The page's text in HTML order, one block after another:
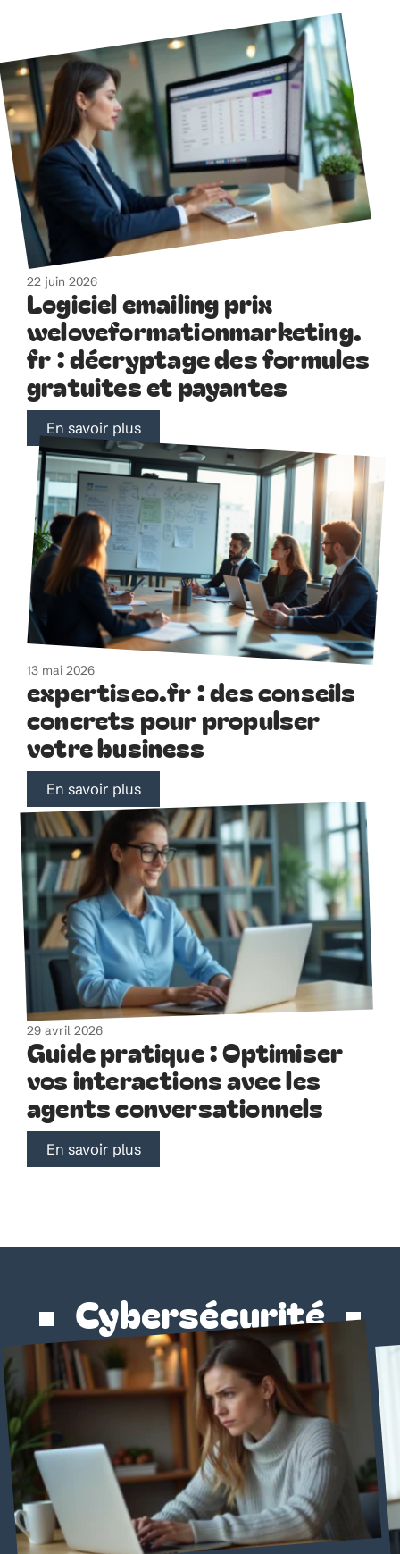
22 juin 2026
Logiciel emailing prix
weloveformationmarketing.
fr : décryptage des formules
gratuites et payantes
En savoir plus
13 mai 2026
expertiseo.fr : des conseils
concrets pour propulser
votre business
En savoir plus
29 avril 2026
Guide pratique : Optimiser
vos interactions avec les
agents conversationnels
En savoir plus
Cybersécurité